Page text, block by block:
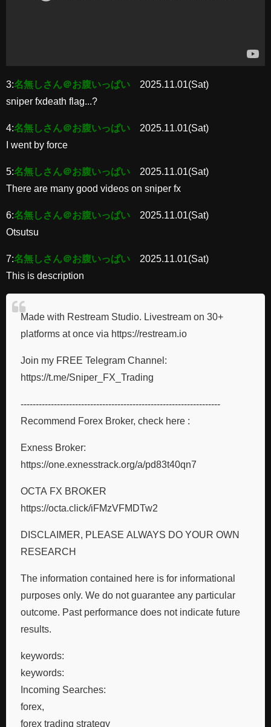
3:名無しさん＠お腹いっぱい
2025.11.01(Sat)
sniper fxdeath flag...?
4:名無しさん＠お腹いっぱい
2025.11.01(Sat)
I went by force
5:名無しさん＠お腹いっぱい
2025.11.01(Sat)
There are many good videos on sniper fx
6:名無しさん＠お腹いっぱい
2025.11.01(Sat)
Otsutsu
7:名無しさん＠お腹いっぱい
2025.11.01(Sat)
This is description
Made with Restream Studio. Livestream on 30+
platforms at once via https://restream.io
Join my FREE Telegram Channel:
https://t.me/Sniper_FX_Trading
------------------------------------------------------------------
Recommend Forex Broker, check here :
Exness Broker:
https://one.exnesstrack.org/a/pd83t40qn7
OCTA FX BROKER
https://octa.click/iFMzVFMDTw2
DISCLAIMER, PLEASE ALWAYS DO YOUR OWN
RESEARCH
The information contained here is for informational
purposes only. We do not guarantee any particular
outcome. Past performance does not indicate future
results.
keywords:
keywords:
Incoming Searches:
forex,
forex trading strategy